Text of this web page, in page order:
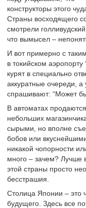
конструкторы этого
Страны восходящего
смотрели
что вымысел –
И вот примерно с
в токийском
курят в специально
аккуратные очереди,
спрашивают: “Может
В автоматах
небольших
сырыми, но вполне
бобов или
никакой чопорности
много – зачем? Лучше
этой страны просто
бесстрашия.
Столица Японии – это
будущего. Здесь все